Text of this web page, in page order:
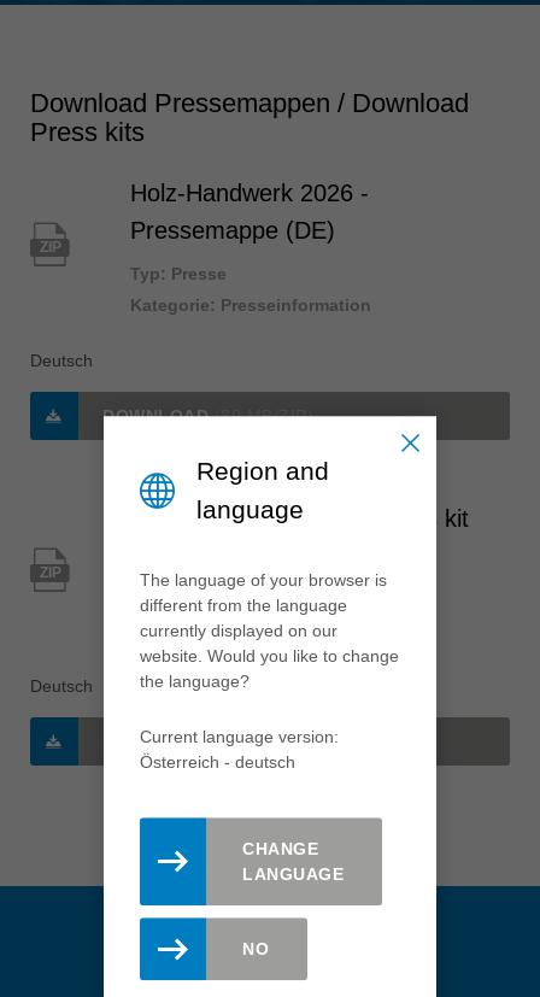
Suomi
english
türkçe
USA
Việt Nam
中文
ไทย
Україна
Download Pressemappen / Download
Press kits
ZIP
Holz-Handwerk 2026 -
Pressemappe (DE)
Typ: Presse
Kategorie: Presseinformation
Deutsch
DOWNLOAD(89 MB/ZIP)
ZIP
Holz-Handwerk 2026 - Press kit
Typ: Presse
Kategorie: Presseinformation
Deutsch
DOWNLOAD(89 MB/ZIP)
Region and
language
The language of your browser is
different from the language
currently displayed on our
website. Would you like to change
the language?
Current language version:
Österreich - deutsch
CHANGE
LANGUAGE
NO